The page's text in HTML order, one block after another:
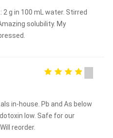
g in 100 mL water. Stirred
solubility. My
in-house. Pb and As below
low. Safe for our
reorder.